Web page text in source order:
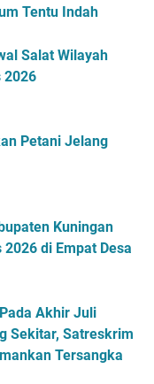
Tentu Indah
Salat Wilayah
2026
Petani Jelang
Kuningan
di Empat Desa
Akhir Juli
Sekitar, Satreskrim
Tersangka